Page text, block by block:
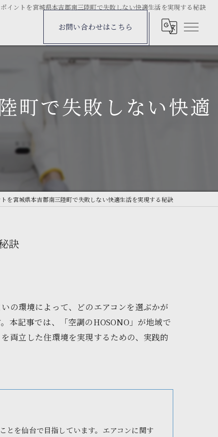
イントを宮城県本吉郡南三陸町で失敗しない快適生活を実現する秘訣
お問い合わせはこちら
町で失敗しない快適
を宮城県本吉郡南三陸町で失敗しない快適生活を実現する秘訣
訣
の環境によって、どのエアコンを選ぶかが
本記事では、「空調のHOSONO」が地域で
両立した住環境を実現するための、実践的
とを仙台で目指しています。エアコンに関す